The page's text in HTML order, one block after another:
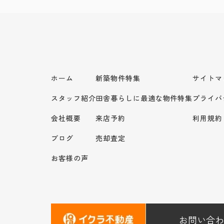
ホーム
スタッフ紹介
会社概要
ブログ
お客様の声
新築物件特集
田舎暮らしに最適な物件特集
来店予約
売却査定
サイト
プライ
利用規約
お問い合